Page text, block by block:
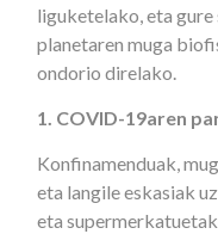
liguketelako, eta
planetaren muga
ondorio direlako.
1. COVID-19aren
Konfinamenduak,
eta langile eskasiak
eta